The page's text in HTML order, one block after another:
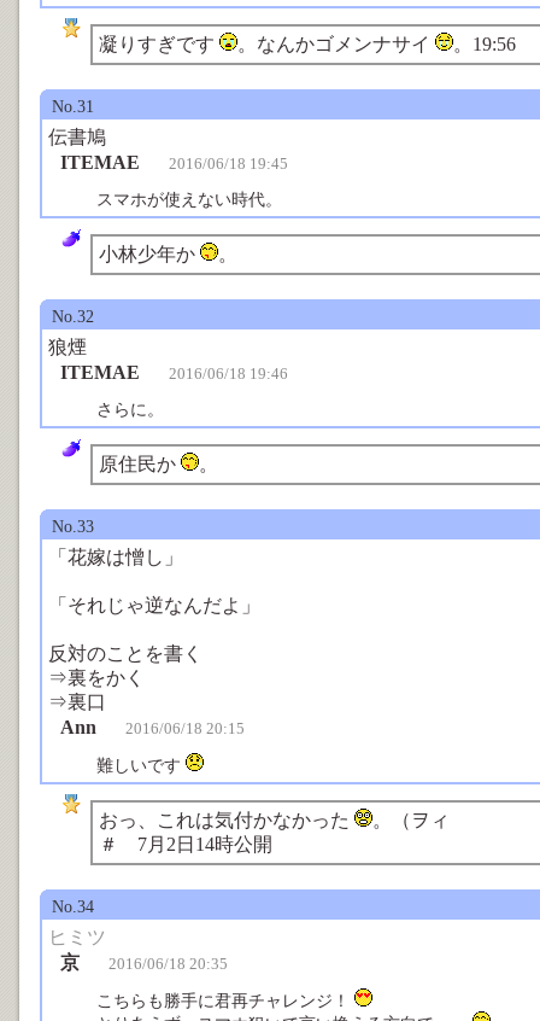
凝りすぎです 。なんかゴメンナサイ 。19:56
No.31
伝書鳩
ITEMAE
2016/06/18 19:45
スマホが使えない時代。
小林少年か 。
No.32
狼煙
ITEMAE
2016/06/18 19:46
さらに。
原住民か 。
No.33
「花嫁は憎し」
「それじゃ逆なんだよ」
反対のことを書く
⇒裏をかく
⇒裏口
Ann
2016/06/18 20:15
難しいです
おっ、これは気付かなかった
。（ヲィ
＃ 7月2日14時公開
No.34
ヒミツ
京
2016/06/18 20:35
こちらも勝手に君再チャレンジ！